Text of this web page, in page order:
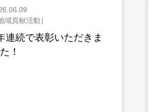
域貢献活動］
連続で表彰いただきま
！